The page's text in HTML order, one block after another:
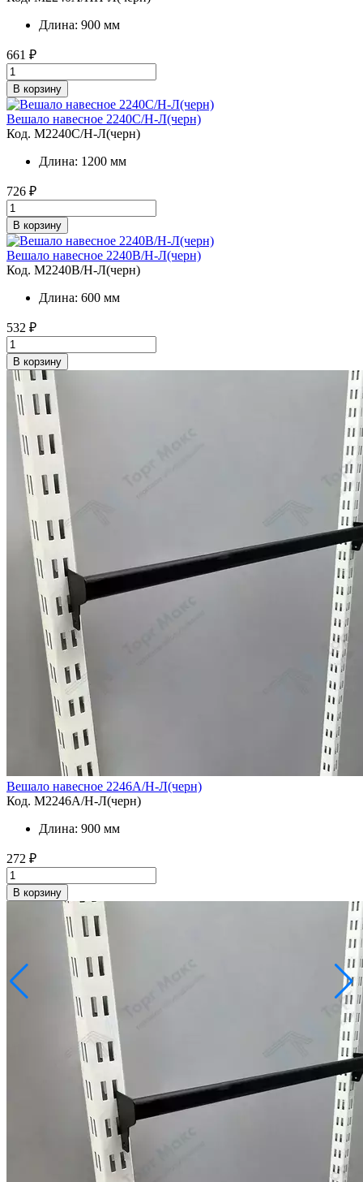
Длина: 900 мм
661 ₽
В корзину
Вешало навесное 2240C/Н-Л(черн)
Код. M2240C/Н-Л(черн)
Длина: 1200 мм
726 ₽
В корзину
Вешало навесное 2240B/Н-Л(черн)
Код. M2240B/Н-Л(черн)
Длина: 600 мм
532 ₽
В корзину
Вешало навесное 2246A/Н-Л(черн)
Код. M2246A/Н-Л(черн)
Длина: 900 мм
272 ₽
В корзину